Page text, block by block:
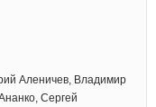
Аленичев, Владимир
Сергей